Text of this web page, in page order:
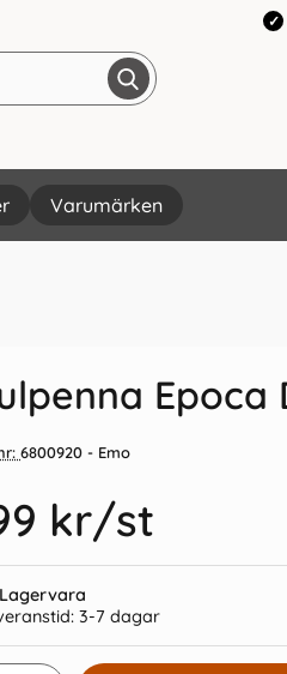
Varumärken
Epoca
6800920 - Emo
kr/st
Lagervara
3-7 dagar